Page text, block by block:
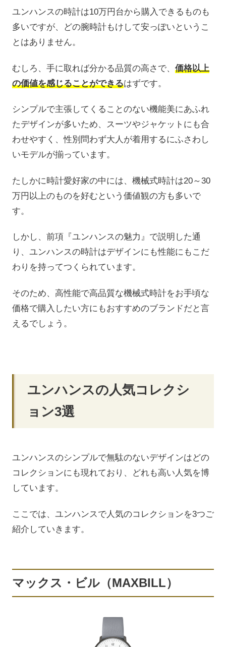
ユンハンスの時計は10万円台から購入できるものも
多いですが、どの腕時計もけして安っぽいというこ
とはありません。
むしろ、手に取れば分かる品質の高さで、 価格以上
の価値を感じることができるはずです。
シンプルで主張してくることのない機能美にあふれ
たデザインが多いため、スーツやジャケットにも合
わせやすく、性別問わず大人が着用するにふさわし
いモデルが揃っています。
たしかに時計愛好家の中には、機械式時計は20～30
万円以上のものを好むという価値観の方も多いで
す。
しかし、前項『ユンハンスの魅力』で説明した通
り、ユンハンスの時計はデザインにも性能にもこだ
わりを持ってつくられています。
そのため、高性能で高品質な機械式時計をお手頃な
価格で購入したい方にもおすすめのブランドだと言
えるでしょう。
ユンハンスの人気コレクシ
ョン3選
ユンハンスのシンプルで無駄のないデザインはどの
コレクションにも現れており、どれも高い人気を博
しています。
ここでは、ユンハンスで人気のコレクションを3つご
紹介していきます。
マックス・ビル（MAXBILL）